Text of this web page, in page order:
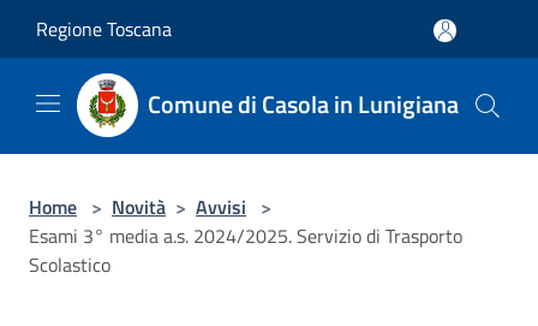
Regione Toscana
Comune di Casola in Lunigiana
Home > Novità > Avvisi >
Esami 3° media a.s. 2024/2025. Servizio di Trasporto
Scolastico